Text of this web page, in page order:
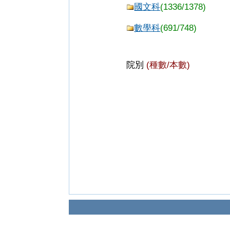
國文科(1336/1378)
數學科(691/748)
院別 (種數/本數)